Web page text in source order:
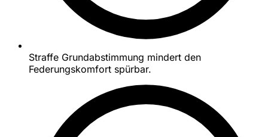
Straffe Grundabstimmung mindert den
Federungskomfort spürbar.